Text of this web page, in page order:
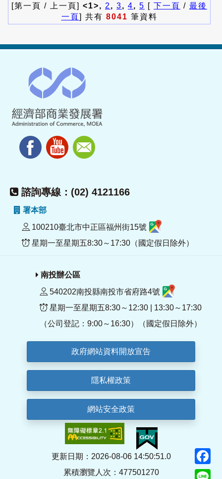
[第一頁 / 上一頁] <1>, 2 , 3, 4, 5 [ 下一頁 / 最後
一頁] 共有 8041 筆資料
諮詢專線：(02) 4121166
署本部
100210臺北市中正區福州街15號
星期一至星期五8:30～17:30（國定假日除外）
南投辦公區
540202南投縣南投市省府路4號
星期一至星期五8:30～12:30 | 13:30～17:30
（公司登記：9:00～16:30）（國定假日除外）
政府網站資料開放宣告
隱私權政策
網站安全政策
更新日期：2026-08-06 14:50:51.0
累積瀏覽人次：477501270